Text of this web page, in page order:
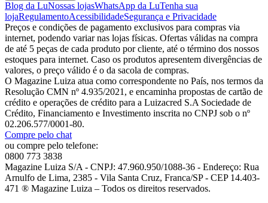
Blog da LuNossas lojasWhatsApp da LuTenha sua
lojaRegulamentoAcessibilidadeSegurança e Privacidade
Preços e condições de pagamento exclusivos para compras via
internet, podendo variar nas lojas físicas. Ofertas válidas na compra
de até 5 peças de cada produto por cliente, até o término dos nossos
estoques para internet. Caso os produtos apresentem divergências de
valores, o preço válido é o da sacola de compras.
O Magazine Luiza atua como correspondente no País, nos termos da
Resolução CMN nº 4.935/2021, e encaminha propostas de cartão de
crédito e operações de crédito para a Luizacred S.A Sociedade de
Crédito, Financiamento e Investimento inscrita no CNPJ sob o nº
02.206.577/0001-80.
Compre pelo chat
ou compre pelo telefone:
0800 773 3838
Magazine Luiza S/A - CNPJ: 47.960.950/1088-36 - Endereço: Rua
Arnulfo de Lima, 2385 - Vila Santa Cruz, Franca/SP - CEP 14.403-
471 ® Magazine Luiza – Todos os direitos reservados.